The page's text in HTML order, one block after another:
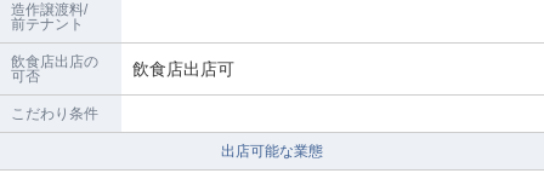
造作譲渡料/
前テナント
飲食店出店の
可否
飲食店出店可
こだわり条件
出店可能な業態